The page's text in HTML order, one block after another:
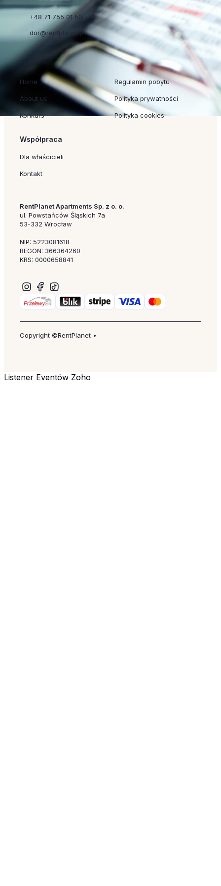
+48 71 755 01 50
dor@rentplanet.pl
Szybkie linki
Home
About us
Konkurs
Regulaminy
Regulamin pobytu
Polityka prywatności
Polityka cookies
Współpraca
Dla właścicieli
Kontakt
RentPlanet Apartments Sp. z o. o.
ul. Powstańców Śląskich 7a
53-332 Wrocław
NIP: 5223081618
REGON: 366364260
KRS: 0000658841
Copyright ©RentPlanet •
Listener Eventów Zoho